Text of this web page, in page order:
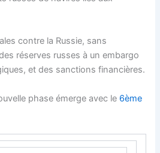
contre la Russie, sans
réserves russes à un embargo
et des sanctions financières.
phase émerge avec le 6ème